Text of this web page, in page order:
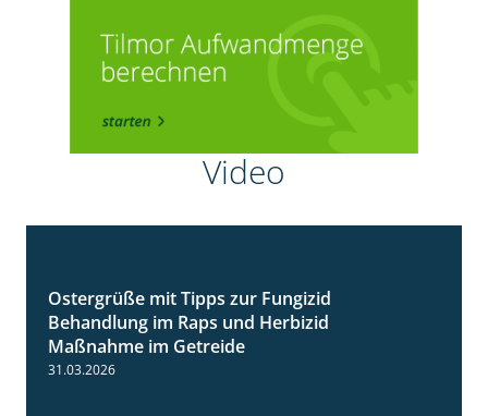
Video
Ostergrüße mit Tipps zur Fungizid
Behandlung im Raps und Herbizid
Maßnahme im Getreide
31.03.2026